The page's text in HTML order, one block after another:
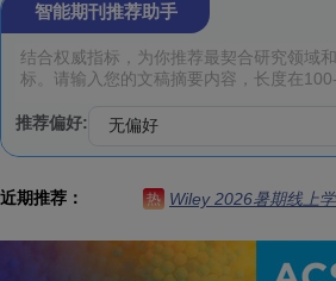
智能期刊推荐助手
推荐偏好:
近期推荐： 热 Wiley 2026暑期线上